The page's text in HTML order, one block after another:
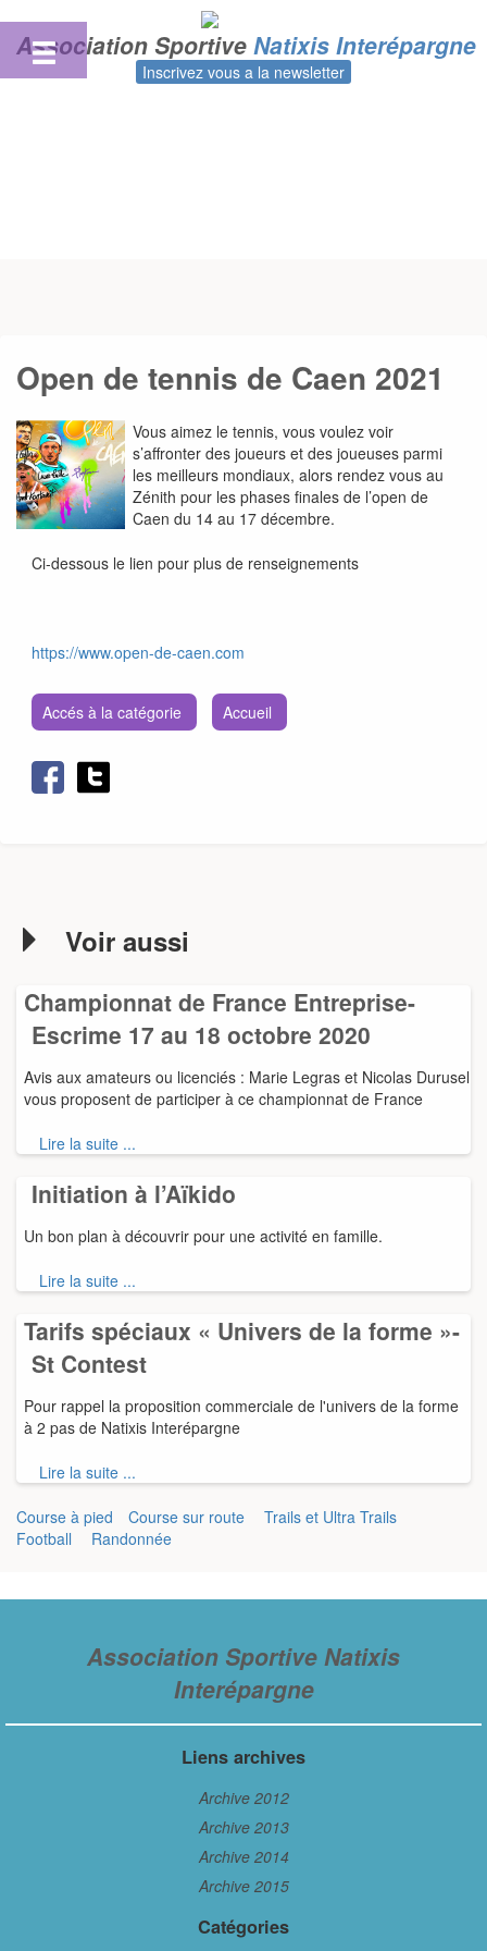
content
Association Sportive Natixis Interépargne
Inscrivez vous a la newsletter
Open de tennis de Caen 2021
Vous aimez le tennis, vous voulez voir
s’affronter des joueurs et des joueuses parmi
les meilleurs mondiaux, alors rendez vous au
Zénith pour les phases finales de l’open de
Caen du 14 au 17 décembre.
Ci-dessous le lien pour plus de renseignements
https://www.open-de-caen.com
Accés à la catégorie Accueil
Voir aussi
Championnat de France Entreprise-
Escrime 17 au 18 octobre 2020
Avis aux amateurs ou licenciés : Marie Legras et Nicolas Durusel
vous proposent de participer à ce championnat de France
Lire la suite ...
Initiation à l’Aïkido
Un bon plan à découvrir pour une activité en famille.
Lire la suite ...
Tarifs spéciaux « Univers de la forme »-
St Contest
Pour rappel la proposition commerciale de l'univers de la forme
à 2 pas de Natixis Interépargne
Lire la suite ...
Course à pied Course sur route
Trails et Ultra Trails
Football
Randonnée
Association Sportive Natixis
Interépargne
Liens archives
Archive 2012
Archive 2013
Archive 2014
Archive 2015
Catégories